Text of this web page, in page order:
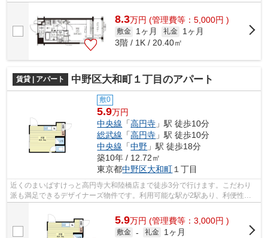
の一つです。こちらのマンションは2駅...
8.3万円 (管理費等：5,000円 )
敷金 1ヶ月 礼金
1ヶ月
3階 / 1K / 20.40㎡
賃貸 | アパート 中野区大和町１丁目のアパート
敷0
5.9万円
中央線 「高円寺 」駅 徒歩10分
総武線 「高円寺 」駅 徒歩10分
中央線 「中野 」駅 徒歩18分
築10年 / 12.72㎡
東京都中野区大和町１丁目
近くのまいばすけっと高円寺大和陸橋店まで徒歩3分で行けます。こだわり
派も満足できるデザイナーズ物件です。利用可能な駅が2駅あり、利便性の
5.9万円 (管理費等：3,000円 )
敷金 - 礼金
1ヶ月